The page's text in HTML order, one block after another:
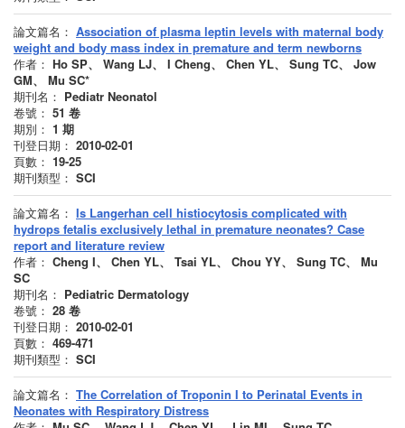
論文篇名： Association of plasma leptin levels with maternal body
weight and body mass index in premature and term newborns
作者： Ho SP、 Wang LJ、 I Cheng、 Chen YL、 Sung TC、 Jow
GM、 Mu SC*
期刊名： Pediatr Neonatol
卷號： 51 卷
期別： 1 期
刊登日期： 2010-02-01
頁數： 19-25
期刊類型： SCI
論文篇名： Is Langerhan cell histiocytosis complicated with
hydrops fetalis exclusively lethal in premature neonates? Case
report and literature review
作者： Cheng I、 Chen YL、 Tsai YL、 Chou YY、 Sung TC、 Mu
SC
期刊名： Pediatric Dermatology
卷號： 28 卷
刊登日期： 2010-02-01
頁數： 469-471
期刊類型： SCI
論文篇名： The Correlation of Troponin I to Perinatal Events in
Neonates with Respiratory Distress